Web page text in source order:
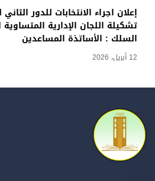
إعلان اجراء الانتخابات للدور
تشكيلة اللجان الإدارية المتساوية
السلك : الأساتذة المساعدين
12 أبريل، 2026